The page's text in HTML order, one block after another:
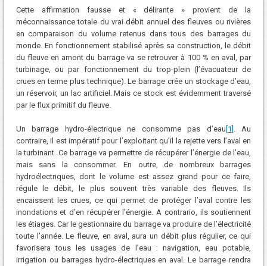
Cette affirmation fausse et « délirante » provient de la
méconnaissance totale du vrai débit annuel des fleuves ou rivières
en comparaison du volume retenus dans tous des barrages du
monde. En fonctionnement stabilisé après sa construction, le débit
du fleuve en amont du barrage va se retrouver à 100 % en aval, par
turbinage, ou par fonctionnement du trop-plein (l’évacuateur de
crues en terme plus technique). Le barrage crée un stockage d’eau,
un réservoir, un lac artificiel. Mais ce stock est évidemment traversé
par le flux primitif du fleuve.
Un barrage hydro-électrique ne consomme pas d’eau [1]
. Au
contraire, il est impératif pour l’exploitant qu’il la rejette vers l’aval en
la turbinant. Ce barrage va permettre de récupérer l’énergie de l’eau,
mais sans la consommer. En outre, de nombreux barrages
hydroélectriques, dont le volume est assez grand pour ce faire,
régule le débit, le plus souvent très variable des fleuves. Ils
encaissent les crues, ce qui permet de protéger l’aval contre les
inondations et d’en récupérer l’énergie. A contrario, ils soutiennent
les étiages. Car le gestionnaire du barrage va produire de l’électricité
toute l’année. Le fleuve, en aval, aura un débit plus régulier, ce qui
favorisera tous les usages de l’eau : navigation, eau potable,
irrigation ou barrages hydro-électriques en aval. Le barrage rendra